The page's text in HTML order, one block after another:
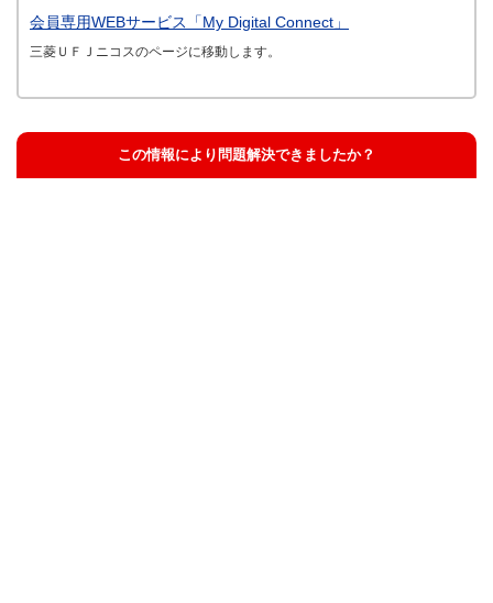
会員専用WEBサービス「My Digital Connect」
三菱ＵＦＪニコスのページに移動します。
この情報により問題解決できましたか？